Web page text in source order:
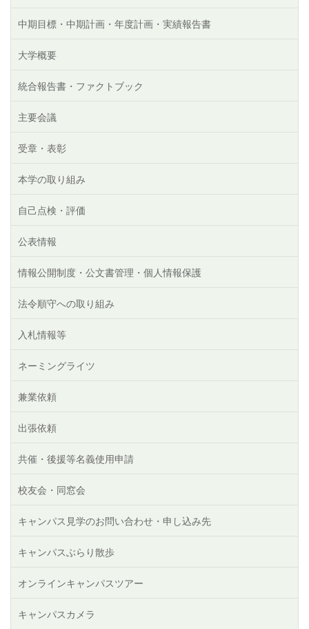
中期目標・中期計画・年度計画・実績報告書
大学概要
統合報告書・ファクトブック
主要会議
受章・表彰
本学の取り組み
自己点検・評価
公表情報
情報公開制度・公文書管理・個人情報保護
法令順守への取り組み
入札情報等
ネーミングライツ
兼業依頼
出張依頼
共催・後援等名義使用申請
校友会・同窓会
キャンパス見学のお問い合わせ・申し込み先
キャンパスぶらり散歩
オンラインキャンパスツアー
キャンパスカメラ